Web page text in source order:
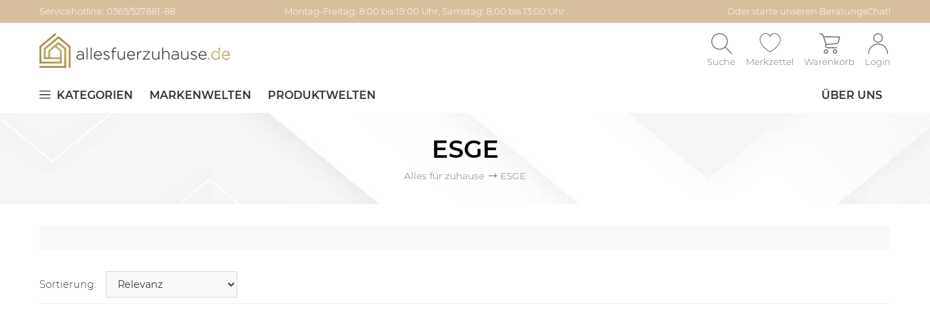
Servicehotline: 0365/527881-88 Montag-Freitag: 8:00 bis 19:00 Uhr, Samstag: 8:00 bis 13:00 Uhr Oder starte unseren BeratungsChat!
Suche Merkzettel Warenkorb Login
KATEGORIEN MARKENWELTEN PRODUKTWELTEN ÜBER UNS
ESGE
Alles für zuhause ESGE
Sortierung: